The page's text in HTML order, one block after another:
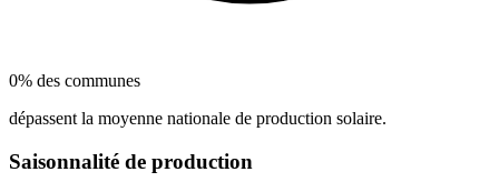
0% des communes
dépassent la moyenne nationale de production solaire.
Saisonnalité de production